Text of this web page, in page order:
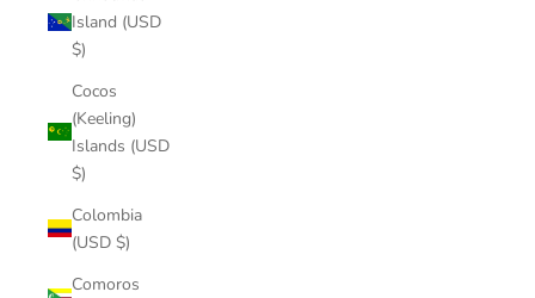
Island (USD
$)
Cocos
(Keeling)
Islands (USD
$)
Colombia
(USD $)
Comoros